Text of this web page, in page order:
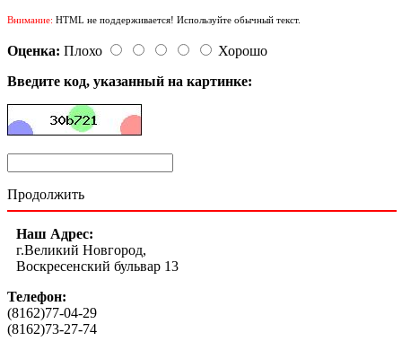
Внимание: HTML не поддерживается! Используйте обычный текст.
Оценка: Плохо
Хорошо
Введите код, указанный на картинке:
Продолжить
Наш Адрес:
г.Великий Новгород,
Воскресенский бульвар 13
Телефон:
(8162)77-04-29
(8162)73-27-74